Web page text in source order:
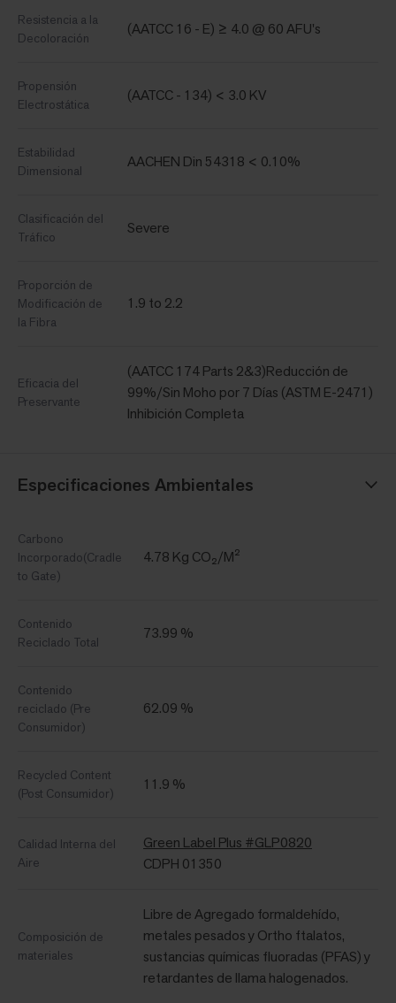
Resistencia a la
Decoloración
(AATCC 16 - E) ≥ 4.0 @ 60 AFU's
Propensión
Electrostática
(AATCC - 134) < 3.0 KV
Estabilidad
Dimensional
AACHEN Din 54318 < 0.10%
Clasificación del
Tráfico
Severe
Proporción de
Modificación de
la Fibra
1.9 to 2.2
Eficacia del
Preservante
(AATCC 174 Parts 2&3)Reducción de
99%/Sin Moho por 7 Días (ASTM E-2471)
Inhibición Completa
Especificaciones Ambientales
Carbono
Incorporado(Cradle
to Gate)
4.78 Kg CO₂/M²
Contenido
Reciclado Total
73.99 %
Contenido
reciclado (Pre
Consumidor)
62.09 %
Recycled Content
(Post Consumidor)
11.9 %
Calidad Interna del
Aire
Green Label Plus #GLP0820
CDPH 01350
Composición de
materiales
Libre de Agregado formaldehído,
metales pesados ​​y Ortho ftalatos,
sustancias químicas fluoradas (PFAS) y
retardantes de llama halogenados.